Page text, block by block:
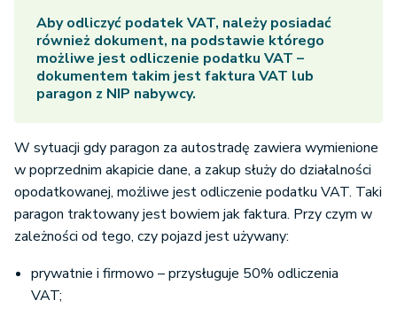
Aby odliczyć podatek VAT, należy posiadać
również dokument, na podstawie którego
możliwe jest odliczenie podatku VAT –
dokumentem takim jest faktura VAT lub
paragon z NIP nabywcy.
W sytuacji gdy paragon za autostradę zawiera wymienione
w poprzednim akapicie dane, a zakup służy do działalności
opodatkowanej, możliwe jest odliczenie podatku VAT. Taki
paragon traktowany jest bowiem jak faktura. Przy czym w
zależności od tego, czy pojazd jest używany:
prywatnie i firmowo – przysługuje 50% odliczenia
VAT;